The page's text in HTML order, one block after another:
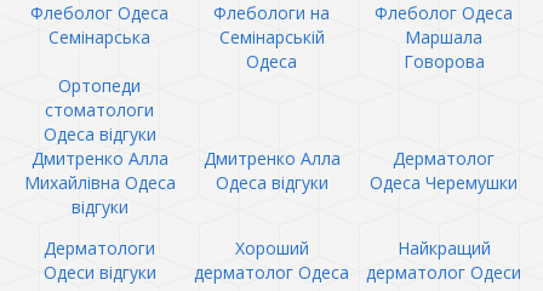
Флеболог Одеса
Семінарська
Флебологи на
Семінарській
Одеса
Флеболог Одеса
Маршала
Говорова
Ортопеди
стоматологи
Одеса відгуки
Дмитренко Алла
Михайлівна Одеса
відгуки
Дмитренко Алла
Одеса відгуки
Дерматолог
Одеса Черемушки
Дерматологи
Одеси відгуки
Хороший
дерматолог Одеса
Найкращий
дерматолог Одеси